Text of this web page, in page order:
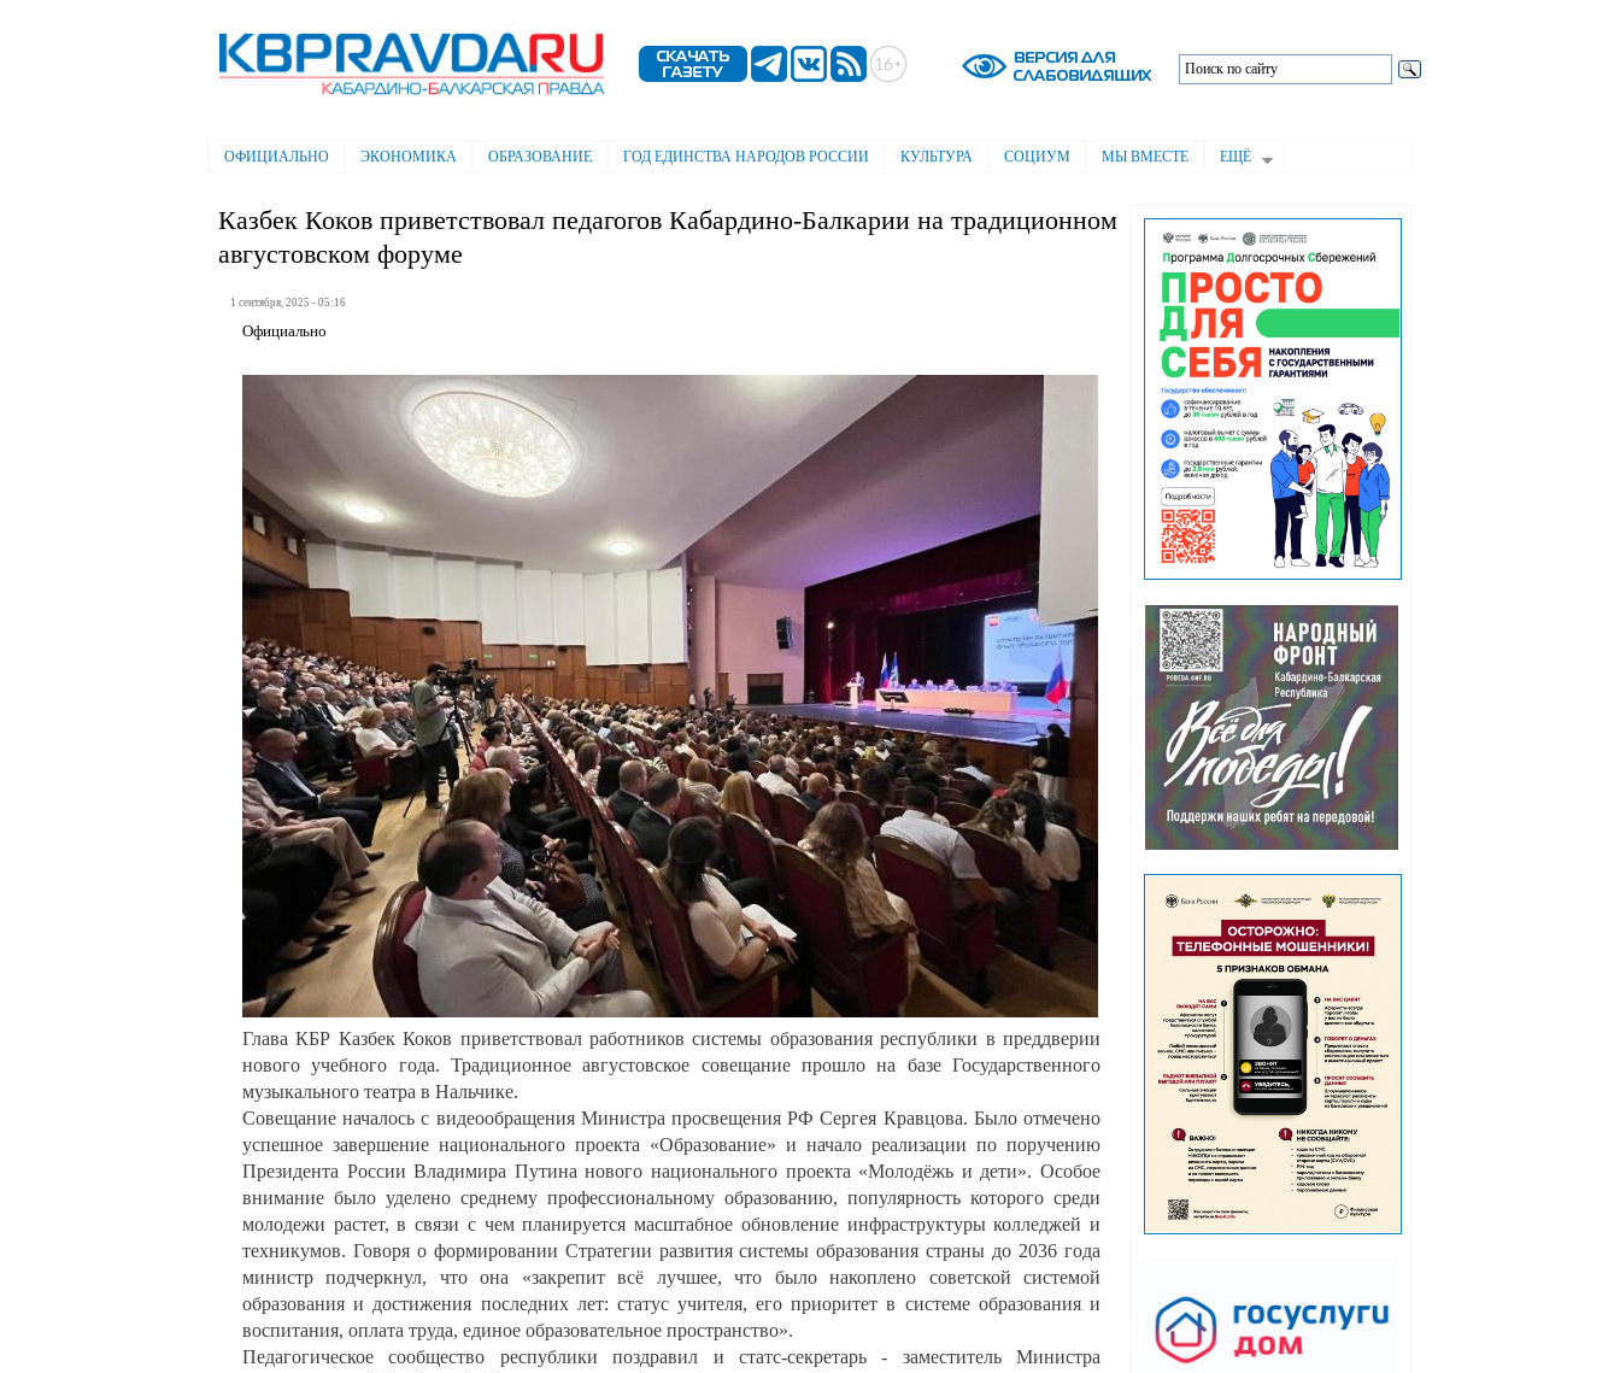
содержанию
Электронная газета "Кабардино-
Балкарская правда"
Главное меню
ОФИЦИАЛЬНО ЭКОНОМИКА ОБРАЗОВАНИЕ ГОД ЕДИНСТВА НАРОДОВ РОССИИ КУЛЬТУРА СОЦИУМ МЫ ВМЕСТЕ ЕЩЁ
Казбек Коков приветствовал педагогов Кабардино-Балкарии на традиционном
августовском форуме
1 сентября, 2025 - 05:16
Официально
Глава КБР Казбек Коков приветствовал работников системы образования республики в преддверии
нового учебного года. Традиционное августовское совещание прошло на базе Государственного
музыкального театра в Нальчике.
Совещание началось с видеообращения Министра просвещения РФ Сергея Кравцова. Было отмечено
успешное завершение национального проекта «Образование» и начало реализации по поручению
Президента России Владимира Путина нового национального проекта «Молодёжь и дети». Особое
внимание было уделено среднему профессиональному образованию, популярность которого среди
молодежи растет, в связи с чем планируется масштабное обновление инфраструктуры колледжей и
техникумов. Говоря о формировании Стратегии развития системы образования страны до 2036 года
министр подчеркнул, что она «закрепит всё лучшее, что было накоплено советской системой
образования и достижения последних лет: статус учителя, его приоритет в системе образования и
воспитания, оплата труда, единое образовательное пространство».
Педагогическое сообщество республики поздравил и статс-секретарь - заместитель Министра